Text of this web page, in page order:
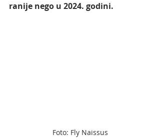
ranije nego u 2024. godini.
Foto: Fly Naissus